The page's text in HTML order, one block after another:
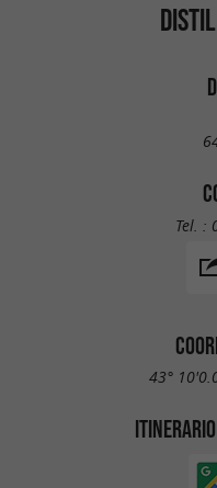
Tel. :
43°